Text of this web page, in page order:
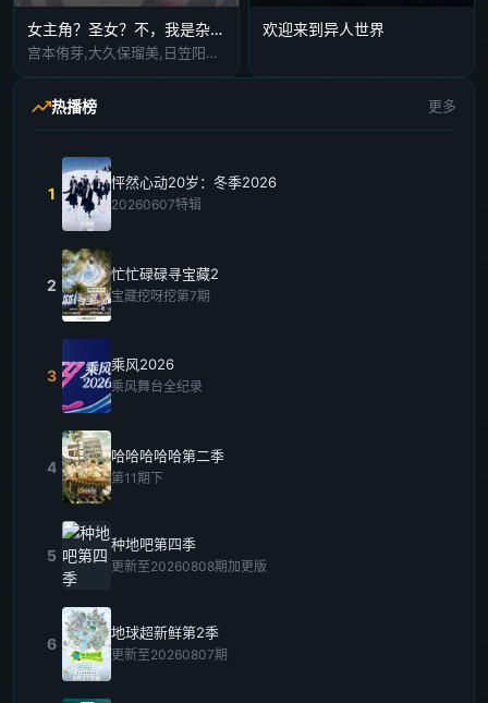
女主角？圣女？不，我是杂役女仆(自豪)！
宫本侑芽,大久保瑠美,日笠阳子,天崎滉平,小野友树,堀江瞬,仲村宗悟
欢迎来到异人世界
热播榜 更多
1
怦然心动20岁：冬季2026
20260607特辑
2
忙忙碌碌寻宝藏2
宝藏挖呀挖第7期
3
乘风2026
乘风舞台全纪录
4
哈哈哈哈哈第二季
第11期下
5
种地吧第四季
更新至20260808期加更版
6
地球超新鲜第2季
更新至20260807期